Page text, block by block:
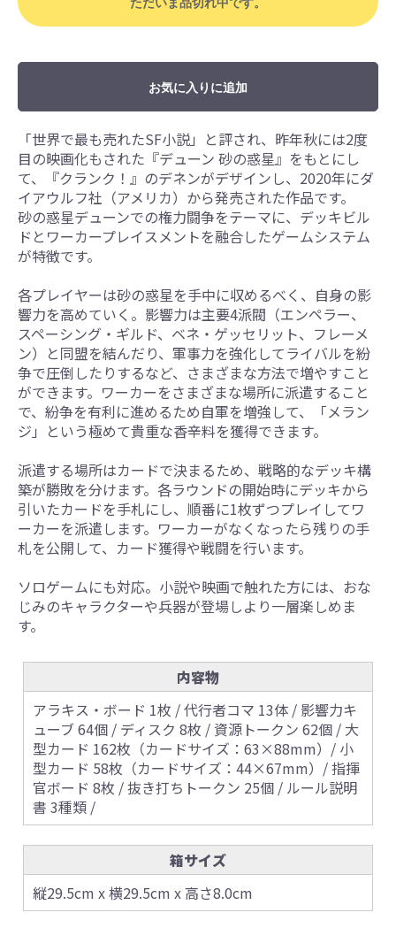
お気に入りに追加
「世界で最も売れたSF小説」と評され、昨年秋には2度
目の映画化もされた『デューン 砂の惑星』をもとにし
て、『クランク！』のデネンがデザインし、2020年にダ
イアウルフ社（アメリカ）から発売された作品です。
砂の惑星デューンでの権力闘争をテーマに、デッキビル
ドとワーカープレイスメントを融合したゲームシステム
が特徴です。
各プレイヤーは砂の惑星を手中に収めるべく、自身の影
響力を高めていく。影響力は主要4派閥（エンペラー、
スペーシング・ギルド、ベネ・ゲッセリット、フレーメ
ン）と同盟を結んだり、軍事力を強化してライバルを紛
争で圧倒したりするなど、さまざまな方法で増やすこと
ができます。ワーカーをさまざまな場所に派遣すること
で、紛争を有利に進めるため自軍を増強して、「メラン
ジ」という極めて貴重な香辛料を獲得できます。
派遣する場所はカードで決まるため、戦略的なデッキ構
築が勝敗を分けます。各ラウンドの開始時にデッキから
引いたカードを手札にし、順番に1枚ずつプレイしてワ
ーカーを派遣します。ワーカーがなくなったら残りの手
札を公開して、カード獲得や戦闘を行います。
ソロゲームにも対応。小説や映画で触れた方には、おな
じみのキャラクターや兵器が登場しより一層楽しめま
す。
内容物
アラキス・ボード 1枚 / 代行者コマ 13体 / 影響力キ
ューブ 64個 / ディスク 8枚 / 資源トークン 62個 / 大
型カード 162枚（カードサイズ：63×88mm）/ 小
型カード 58枚（カードサイズ：44×67mm）/ 指揮
官ボード 8枚 / 抜き打ちトークン 25個 / ルール説明
書 3種類 /
箱サイズ
縦29.5cm x 横29.5cm x 高さ8.0cm